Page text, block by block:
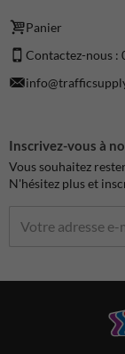
Panier
Contactez-nous :
Inscrivez-vous à
Vous souhaitez
N'hésitez plus et